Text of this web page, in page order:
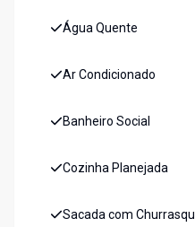
Água Quente
Ar Condicionado
Banheiro Social
Cozinha Planejada
Sacada com